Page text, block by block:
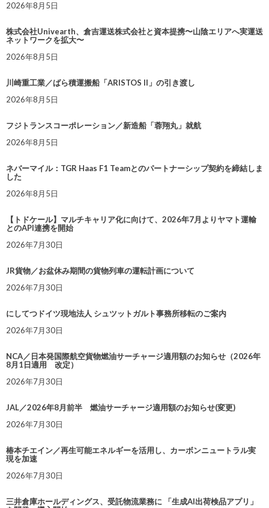
2026年8月5日
株式会社Univearth、倉吉運送株式会社と資本提携〜山陰エリアへ実運送
ネットワークを拡大〜
2026年8月5日
川崎重工業／ばら積運搬船「ARISTOS II」の引き渡し
2026年8月5日
フジトランスコーポレーション／新造船「蓉翔丸」就航
2026年8月5日
ネバーマイル：TGR Haas F1 Teamとのパートナーシップ契約を締結しま
した
2026年8月5日
【トドケール】マルチキャリア化に向けて、2026年7月よりヤマト運輸
とのAPI連携を開始
2026年7月30日
JR貨物／お盆休み期間の貨物列車の運転計画について
2026年7月30日
にしてつドイツ現地法人 シュツットガルト事務所移転のご案内
2026年7月30日
NCA／日本発国際航空貨物燃油サーチャージ適用額のお知らせ（2026年
8月1日適用 改定）
2026年7月30日
JAL／2026年8月前半 燃油サーチャージ適用額のお知らせ(変更)
2026年7月30日
椿本チエイン／再生可能エネルギーを活用し、カーボンニュートラル実
現を加速
2026年7月30日
三井倉庫ホールディングス、受託物流業務に 「生成AI出荷検品アプリ」